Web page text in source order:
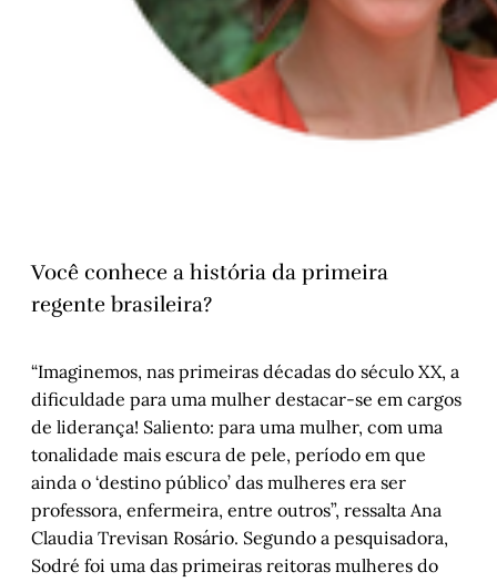
Você conhece a história da primeira
regente brasileira?
“Imaginemos, nas primeiras décadas do século XX, a
dificuldade para uma mulher destacar-se em cargos
de liderança! Saliento: para uma mulher, com uma
tonalidade mais escura de pele, período em que
ainda o ‘destino público’ das mulheres era ser
professora, enfermeira, entre outros”, ressalta Ana
Claudia Trevisan Rosário. Segundo a pesquisadora,
Sodré foi uma das primeiras reitoras mulheres do